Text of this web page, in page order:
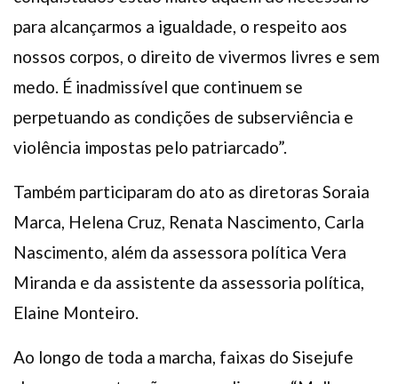
para alcançarmos a igualdade, o respeito aos
nossos corpos, o direito de vivermos livres e sem
medo. É inadmissível que continuem se
perpetuando as condições de subserviência e
violência impostas pelo patriarcado”.
Também participaram do ato as diretoras Soraia
Marca, Helena Cruz, Renata Nascimento, Carla
Nascimento, além da assessora política Vera
Miranda e da assistente da assessoria política,
Elaine Monteiro.
Ao longo de toda a marcha, faixas do Sisejufe